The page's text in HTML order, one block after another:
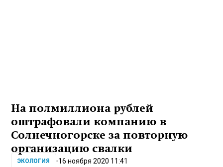
На полмиллиона рублей
оштрафовали компанию в
Солнечногорске за повторную
организацию свалки
ЭКОЛОГИЯ 16 ноября 2020 11:41